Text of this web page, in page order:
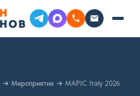
→ Мероприятия → MAPIC Italy 2026